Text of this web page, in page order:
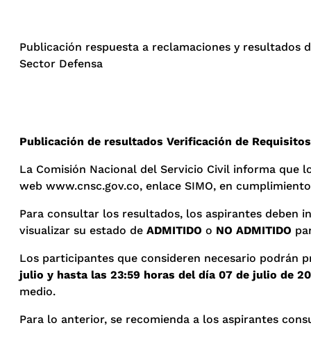
Publicación respuesta a reclamaciones y resultados
Sector Defensa
Publicación de resultados Verificación de
La Comisión Nacional del Servicio Civil informa que
web www.cnsc.gov.co, enlace SIMO, en
Para consultar los resultados, los aspirantes deben
visualizar su estado de ADMITIDO o NO ADMITIDO
Los participantes que consideren necesario podrán
julio y hasta las 23:59 horas del día 07 de julio de
medio.
Para lo anterior, se recomienda a los aspirantes